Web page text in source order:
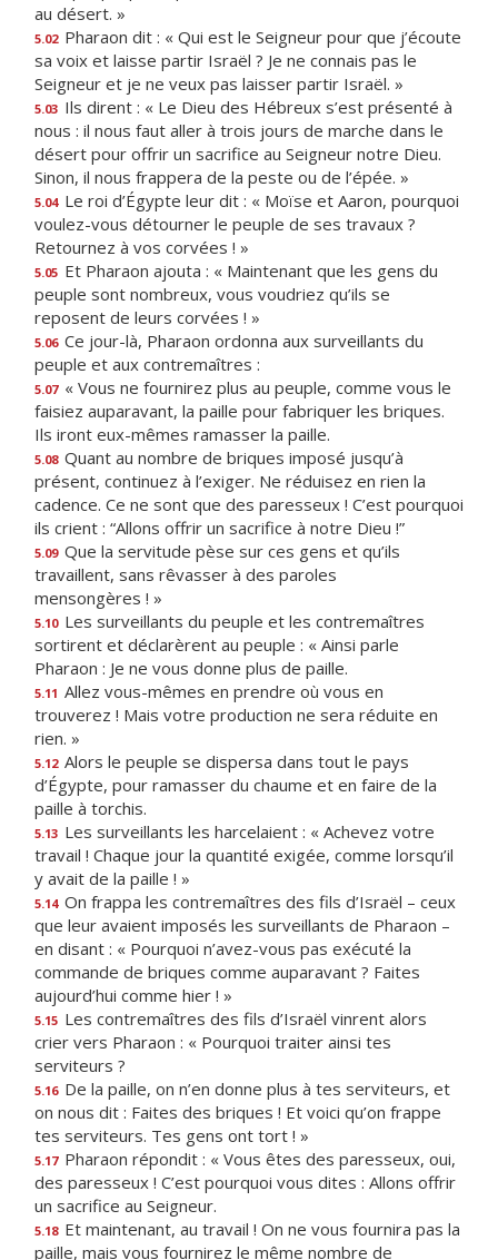
au désert. »
5.02 Pharaon dit : « Qui est le Seigneur pour que j’écoute
sa voix et laisse partir Israël ? Je ne connais pas le
Seigneur et je ne veux pas laisser partir Israël. »
5.03 Ils dirent : « Le Dieu des Hébreux s’est présenté à
nous : il nous faut aller à trois jours de marche dans le
désert pour offrir un sacrifice au Seigneur notre Dieu.
Sinon, il nous frappera de la peste ou de l’épée. »
5.04 Le roi d’Égypte leur dit : « Moïse et Aaron, pourquoi
voulez-vous détourner le peuple de ses travaux ?
Retournez à vos corvées ! »
5.05 Et Pharaon ajouta : « Maintenant que les gens du
peuple sont nombreux, vous voudriez qu’ils se
reposent de leurs corvées ! »
5.06 Ce jour-là, Pharaon ordonna aux surveillants du
peuple et aux contremaîtres :
5.07 « Vous ne fournirez plus au peuple, comme vous le
faisiez auparavant, la paille pour fabriquer les briques.
Ils iront eux-mêmes ramasser la paille.
5.08 Quant au nombre de briques imposé jusqu’à
présent, continuez à l’exiger. Ne réduisez en rien la
cadence. Ce ne sont que des paresseux ! C’est pourquoi
ils crient : “Allons offrir un sacrifice à notre Dieu !”
5.09 Que la servitude pèse sur ces gens et qu’ils
travaillent, sans rêvasser à des paroles
mensongères ! »
5.10 Les surveillants du peuple et les contremaîtres
sortirent et déclarèrent au peuple : « Ainsi parle
Pharaon : Je ne vous donne plus de paille.
5.11 Allez vous-mêmes en prendre où vous en
trouverez ! Mais votre production ne sera réduite en
rien. »
5.12 Alors le peuple se dispersa dans tout le pays
d’Égypte, pour ramasser du chaume et en faire de la
paille à torchis.
5.13 Les surveillants les harcelaient : « Achevez votre
travail ! Chaque jour la quantité exigée, comme lorsqu’il
y avait de la paille ! »
5.14 On frappa les contremaîtres des fils d’Israël – ceux
que leur avaient imposés les surveillants de Pharaon –
en disant : « Pourquoi n’avez-vous pas exécuté la
commande de briques comme auparavant ? Faites
aujourd’hui comme hier ! »
5.15 Les contremaîtres des fils d’Israël vinrent alors
crier vers Pharaon : « Pourquoi traiter ainsi tes
serviteurs ?
5.16 De la paille, on n’en donne plus à tes serviteurs, et
on nous dit : Faites des briques ! Et voici qu’on frappe
tes serviteurs. Tes gens ont tort ! »
5.17 Pharaon répondit : « Vous êtes des paresseux, oui,
des paresseux ! C’est pourquoi vous dites : Allons offrir
un sacrifice au Seigneur.
5.18 Et maintenant, au travail ! On ne vous fournira pas la
paille, mais vous fournirez le même nombre de